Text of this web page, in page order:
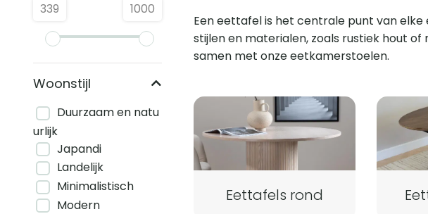
Een eettafel is het centrale punt van
stijlen en materialen, zoals rustiek hout
samen met onze eetkamerstoelen.
Gerelateerde
pagina's
en
categorieën
Eettafels rond
339 1000
Woonstijl
Duurzaam en natu
urlijk
Japandi
Landelijk
Minimalistisch
Modern